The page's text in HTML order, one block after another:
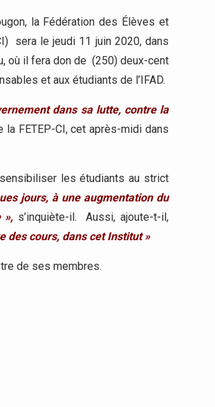
la Fédération des Élèves et
sera le jeudi 11 juin 2020, dans
où il fera don de (250) deux-cent
et aux étudiants de l’IFAD.
dans sa lutte, contre la
FETEP-CI, cet après-midi dans
les étudiants au strict
jours, à une augmentation du
», s’inquiète-il. Aussi, ajoute-t-il,
des cours, dans cet Institut »
de ses membres.